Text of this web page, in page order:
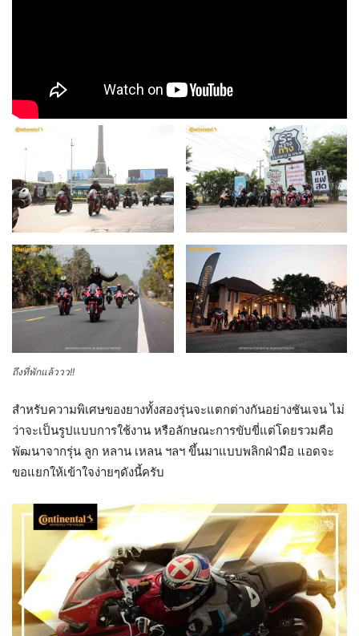
ถึงที่พักแล้ววว!!
สำหรับความพิเศษของยางทั้งสองรุ่นจะแตกต่างกันอย่างชันเจน ไม่
ว่าจะเป็นรูปแบบการใช้งาน หรือลักษณะการขับขี่แต่โดยรวมคือ
พัฒนาจากรุ่น ลูก หลาน เหลน ฯลฯ ขึ้นมาแบบพลิกฝ่ามือ แอดจะ
ขอแยกให้เข้าใจง่ายๆดังนี้ครับ